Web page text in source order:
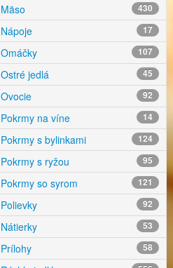
Mäso 430
Nápoje 17
Omáčky 107
Ostré jedlá 45
Ovocie 92
Pokrmy na víne 14
Pokrmy s bylinkami 124
Pokrmy s ryžou 95
Pokrmy so syrom 121
Polievky 92
Nátierky 53
Prílohy 58